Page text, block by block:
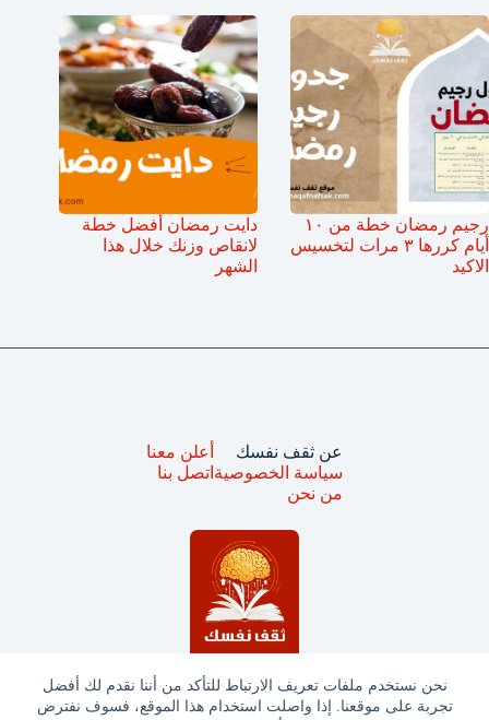
نحن نستخدم ملفات تعريف الارتباط للتأكد من أننا نقدم لك أفضل
تجربة على موقعنا. إذا واصلت استخدام هذا الموقع، فسوف نفترض
رجيم رمضان خطة من ١٠
أيام كررها ٣ مرات لتخسيس
الاكيد
دايت رمضان أفضل خطة
لانقاص وزنك خلال هذا
الشهر
عن ثقف نفسك
سياسة الخصوصية
من نحن
أعلن معنا
اتصل بنا